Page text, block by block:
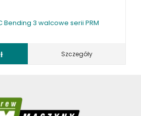
Bending 3 walcowe serii PRM
Szczegóły